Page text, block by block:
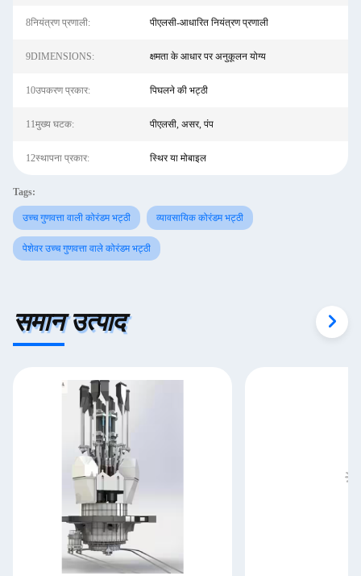
8नियंत्रण प्रणाली: पीएलसी-आधारित नियंत्रण प्रणाली
9DIMENSIONS: क्षमता के आधार पर अनुकूलन योग्य
10उपकरण प्रकार: पिघलने की भट्ठी
11मुख्य घटक: पीएलसी, असर, पंप
12स्थापना प्रकार: स्थिर या मोबाइल
Tags:
उच्च गुणवत्ता वाली कोरंडम भट्ठी व्यावसायिक कोरंडम भट्ठी
पेशेवर उच्च गुणवत्ता वाले कोरंडम भट्ठी
समान उत्पाद